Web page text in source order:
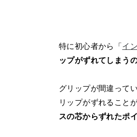
特に初心者から「イ
ップがずれてしまう
グリップが間違って
リップがずれること
スの芯からずれたポ